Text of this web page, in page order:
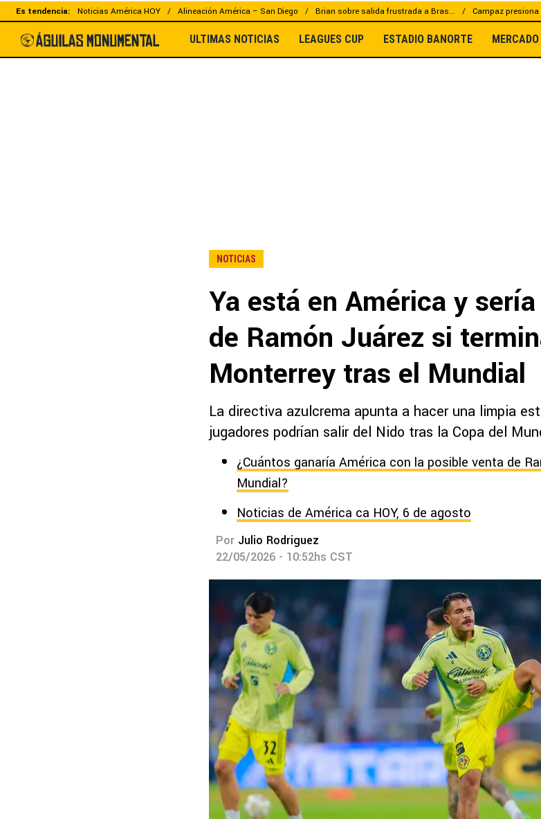
Es tendencia: Noticias América HOY Alineación América – San Diego Brian sobre salida frustrada a Bras... Campaz
ULTIMAS NOTICIAS LEAGUES CUP ESTADIO BANORTE
NOTICIAS
Ya está en América y
de Ramón Juárez si
Monterrey tras el Mundial
La directiva azulcrema apunta a hacer una limpia
jugadores podrían salir del Nido tras la Copa del
¿Cuántos ganaría América con la posible venta de
Mundial?
Noticias de América ca HOY, 6 de agosto
Por Julio Rodriguez
22/05/2026 - 10:52hs CST